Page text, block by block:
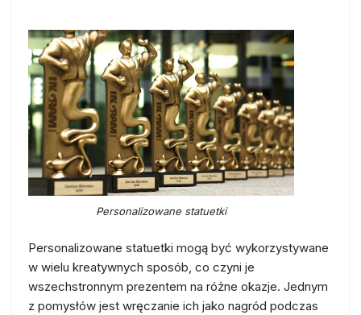
Personalizowane statuetki
Personalizowane statuetki mogą być wykorzystywane
w wielu kreatywnych sposób, co czyni je
wszechstronnym prezentem na różne okazje. Jednym
z pomysłów jest wręczanie ich jako nagród podczas